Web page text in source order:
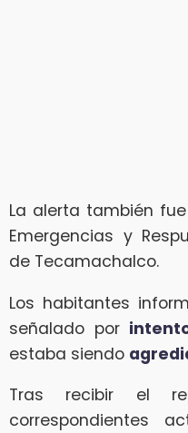
La alerta también
Emergencias y
de Tecamachalco.
Los habitantes
señalado por
estaba siendo
Tras recibir el
correspondientes